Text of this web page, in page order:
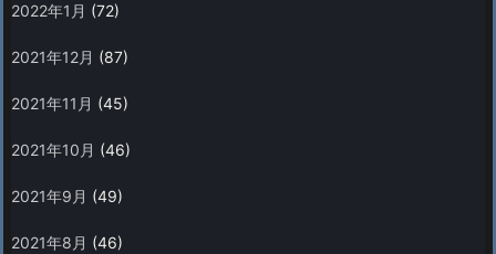
2022年1月 (72)
2021年12月 (87)
2021年11月 (45)
2021年10月 (46)
2021年9月 (49)
2021年8月 (46)